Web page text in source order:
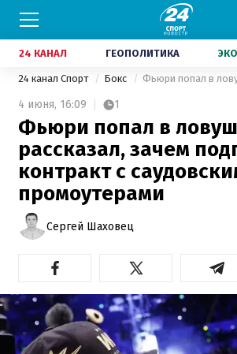
24 КАНАЛ ГЕОПОЛИТИКА
24 канал Спорт Бокс
4 июня, 16:09 1
Фьюри попал в
рассказал, зачем
контракт с
промоутерами
Сергей Шаховец